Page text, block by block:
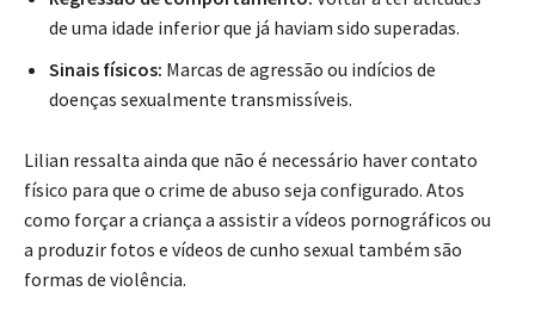
de uma idade inferior que já haviam sido superadas.
Sinais físicos: Marcas de agressão ou indícios de
doenças sexualmente transmissíveis.
Lilian ressalta ainda que não é necessário haver contato
físico para que o crime de abuso seja configurado. Atos
como forçar a criança a assistir a vídeos pornográficos ou
a produzir fotos e vídeos de cunho sexual também são
formas de violência.